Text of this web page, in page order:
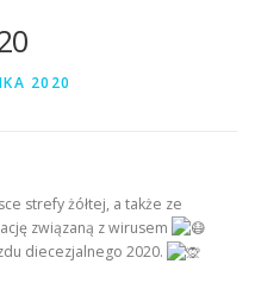
2020
strefy żółtej, a także ze
związaną z wirusem
diecezjalnego 2020.